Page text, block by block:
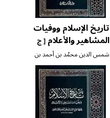
تاريخ الإسلام ووفيات
المشاهير والأعلام[ ج
١٠ ]
شمس الدين محمّد بن أحمد بن
عثمان الذّهبي